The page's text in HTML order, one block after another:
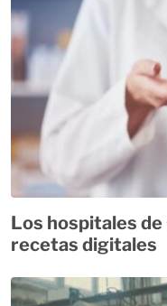
Los hospitales
recetas digitales